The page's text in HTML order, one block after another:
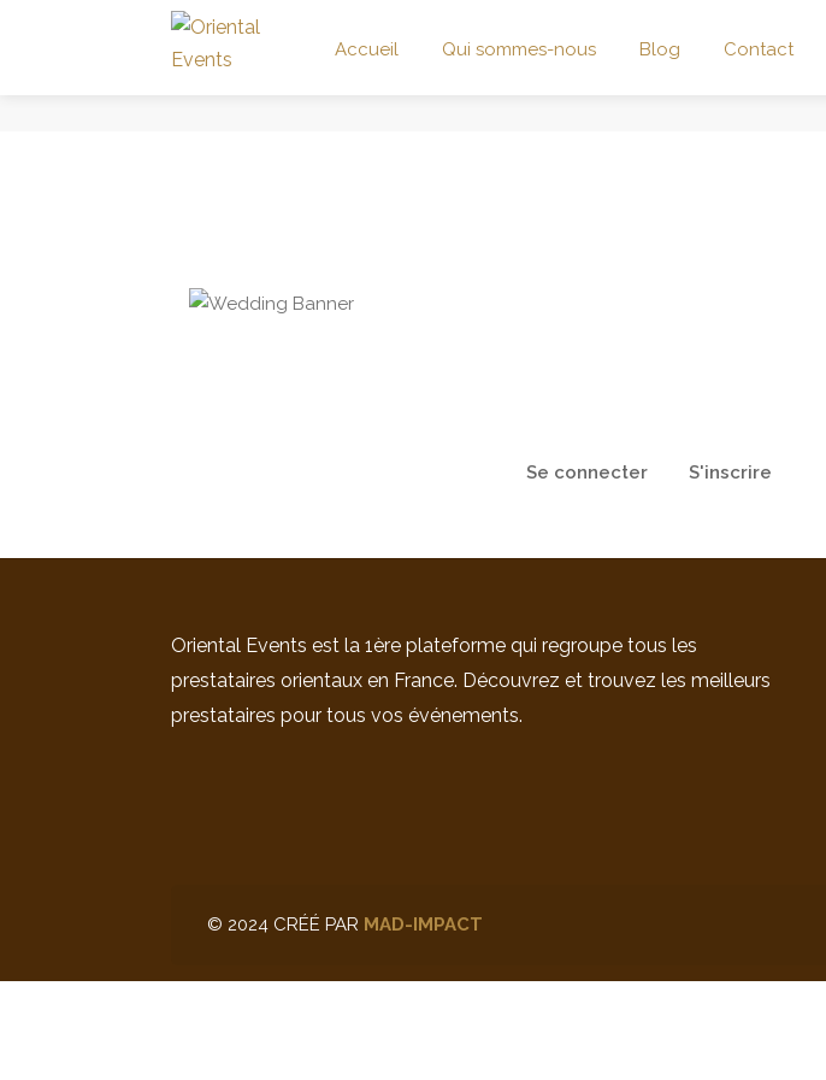
Accueil Qui sommes-nous Blog Contact
Se connecter S'inscrire
Oriental Events est la 1ère plateforme qui regroupe tous les
prestataires orientaux en France. Découvrez et trouvez les meilleurs
prestataires pour tous vos événements.
© 2024 CRÉÉ PAR MAD-IMPACT